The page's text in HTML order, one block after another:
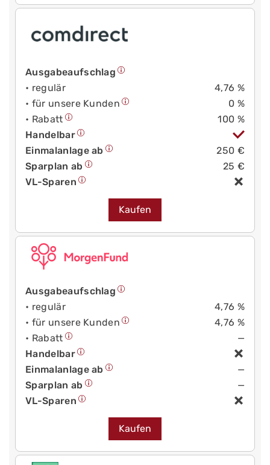
Ausgabeaufschlag
• regulär
4,76 %
• für unsere Kunden
0 %
• Rabatt
100 %
Handelbar
Einmalanlage ab
250 €
Sparplan ab
25 €
VL-Sparen
Kaufen
Ausgabeaufschlag
• regulär
4,76 %
• für unsere Kunden
4,76 %
• Rabatt
—
Handelbar
Einmalanlage ab
—
Sparplan ab
—
VL-Sparen
Kaufen